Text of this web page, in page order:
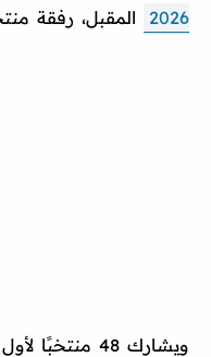
2026
المقبل، رفقة
ويشارك 48